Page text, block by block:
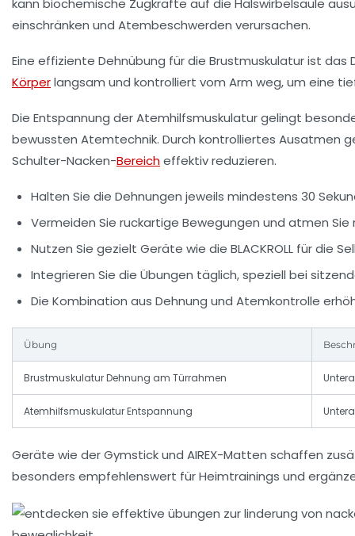
kann biochemische Zugkräfte auf die Halswirbelsäule
einschränken und Atembeschwerden verursachen.
Eine effiziente Dehnübung für die Brustmuskulatur ist
Körperlangsam und kontrolliert vom Arm weg, um eine
Die Entspannung der Atemhilfsmuskulaturgelingt
bewussten Atemtechnik. Durch kontrolliertes Ausatmen
Schulter-Nacken-Bereicheffektiv reduzieren.
Halten Sie die Dehnungen jeweils mindestens 30
Vermeiden Sie ruckartige Bewegungen und atmen
Nutzen Sie gezielt Geräte wie die BLACKROLL für die
Integrieren Sie die Übungen täglich, speziell bei
Die Kombination aus Dehnung und Atemkontrolle
Übung
Brustmuskulatur Dehnung am Türrahmen
Atemhilfsmuskulatur Entspannung
Geräte wie derGymstickund AIREX-Matten schaffen
besonders empfehlenswert für Heimtrainings und